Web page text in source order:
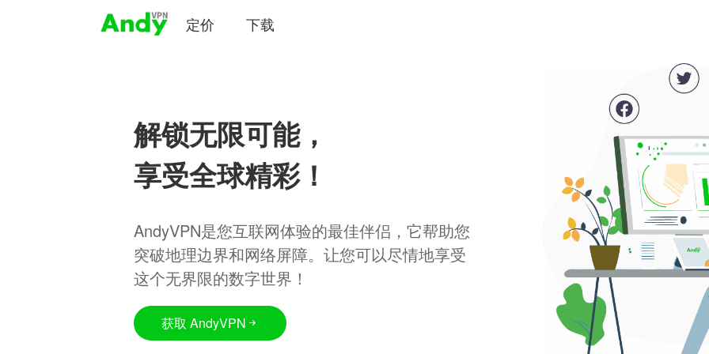
定价 下载
解锁无限可能，
享受全球精彩！
AndyVPN是您互联网体验的最佳伴侣，它帮助您
突破地理边界和网络屏障。让您可以尽情地享受
这个无界限的数字世界！
获取 AndyVPN